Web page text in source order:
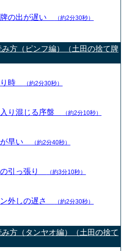
牌の出が遅い （約2分30秒）
方（ピンフ編）（土田の捨て牌
り時 （約2分30秒）
入り混じる序盤 （約2分10秒）
が早い （約2分40秒）
の引っ張り （約3分10秒）
ン外しの遅さ （約2分30秒）
方（タンヤオ編）（土田の捨て